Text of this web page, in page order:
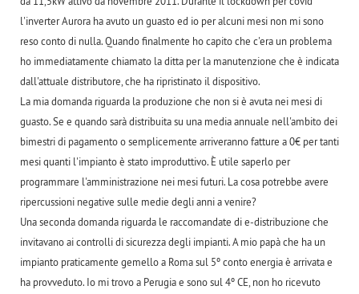
l'inverter Aurora ha avuto un guasto ed io per alcuni mesi non mi sono
reso conto di nulla. Quando finalmente ho capito che c'era un problema
ho immediatamente chiamato la ditta per la manutenzione che è indicata
dall'attuale distributore, che ha ripristinato il dispositivo.
La mia domanda riguarda la produzione che non si è avuta nei mesi di
guasto. Se e quando sarà distribuita su una media annuale nell'ambito dei
bimestri di pagamento o semplicemente arriveranno fatture a 0€ per tanti
mesi quanti l'impianto è stato improduttivo. È utile saperlo per
programmare l'amministrazione nei mesi futuri. La cosa potrebbe avere
ripercussioni negative sulle medie degli anni a venire?
Una seconda domanda riguarda le raccomandate di e-distribuzione che
invitavano ai controlli di sicurezza degli impianti. A mio papà che ha un
impianto praticamente gemello a Roma sul 5º conto energia è arrivata e
ha provveduto. Io mi trovo a Perugia e sono sul 4º CE, non ho ricevuto